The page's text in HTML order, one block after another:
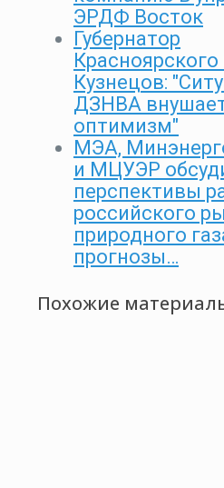
ЭРДФ Восток
Губернатор
Кузнецов:
ДЗНВА
оптимизм"
МЭА,
и МЦУЭР
перспективы
российского
природного
прогнозы…
Похожие